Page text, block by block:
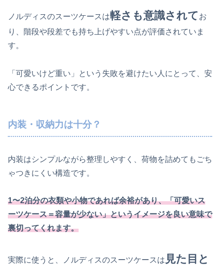
ノルディスのスーツケースは軽さも意識されてお
り、階段や段差でも持ち上げやすい点が評価されていま
す。
「可愛いけど重い」という失敗を避けたい人にとって、安
心できるポイントです。
内装・収納力は十分？
内装はシンプルながら整理しやすく、荷物を詰めてもごち
ゃつきにくい構造です。
1〜2泊分の衣類や小物であれば余裕があり、「可愛いス
ーツケース＝容量が少ない」というイメージを良い意味で
裏切ってくれます。
実際に使うと、ノルディスのスーツケースは 見た目と